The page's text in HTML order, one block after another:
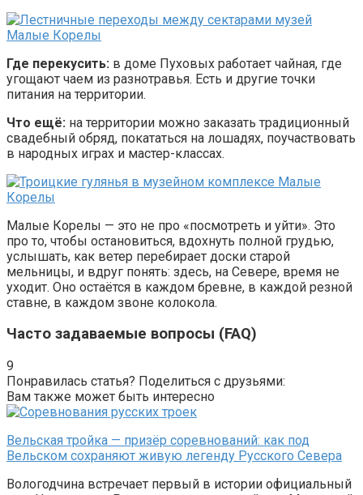
Где перекусить: в доме Пуховых работает чайная, где
угощают чаем из разнотравья. Есть и другие точки
питания на территории.
Что ещё: на территории можно заказать традиционный
свадебный обряд, покататься на лошадях, поучаствовать
в народных играх и мастер-классах.
Малые Корелы — это не про «посмотреть и уйти». Это
про то, чтобы остановиться, вдохнуть полной грудью,
услышать, как ветер перебирает доски старой
мельницы, и вдруг понять: здесь, на Севере, время не
уходит. Оно остаётся в каждом бревне, в каждой резной
ставне, в каждом звоне колокола.
Часто задаваемые вопросы (FAQ)
9
Понравилась статья? Поделиться с друзьями:
Вам также может быть интересно
Вельская тройка — призёр соревнований: как под
Вельском сохраняют живую легенду Русского Севера
Вологодчина встречает первый в истории официальный